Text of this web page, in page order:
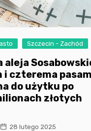
Szczecin - Zachód
aleja
czterema
do użytku po
złotych
28 lutego 2025